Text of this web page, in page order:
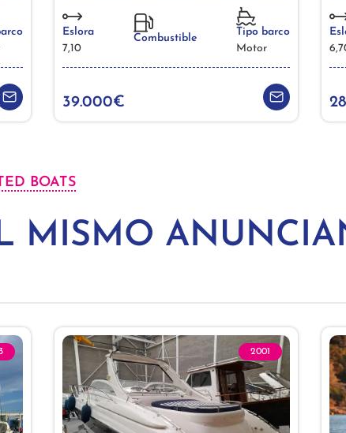
Eslora
7,10
Combustible
Tipo barco
Motor
39.000€
BOATS
MISMO
2001